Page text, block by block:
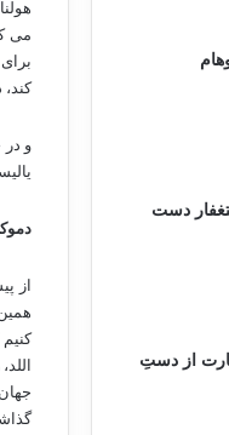
می
و
از
دست
از دستِ